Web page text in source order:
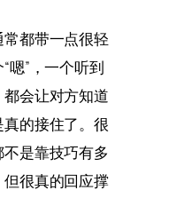
都带一点很轻
嗯”，一个听到
会让对方知道
的接住了。很
是靠技巧有多
很真的回应撑